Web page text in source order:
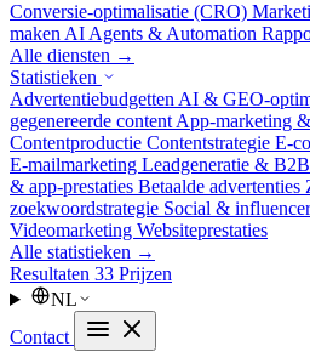
Conversie-optimalisatie (CRO)
maken AI Agents & Automation
Alle diensten →
Statistieken
Advertentiebudgetten AI & GEO-
gegenereerde content App-marketing
Contentproductie Contentstrategie E-
E-mailmarketing Leadgeneratie & B2B
& app-prestaties Betaalde advertenties
zoekwoordstrategie Social &
Videomarketing Websiteprestaties
Alle statistieken →
Resultaten 33 Prijzen
NL
Contact